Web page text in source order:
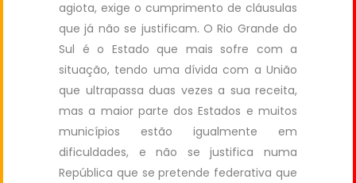
agiota, exige o cumprimento de cláusulas
que já não se justificam. O Rio Grande do
Sul é o Estado que mais sofre com a
situação, tendo uma dívida com a União
que ultrapassa duas vezes a sua receita,
mas a maior parte dos Estados e muitos
municípios estão igualmente em
dificuldades, e não se justifica numa
República que se pretende federativa que